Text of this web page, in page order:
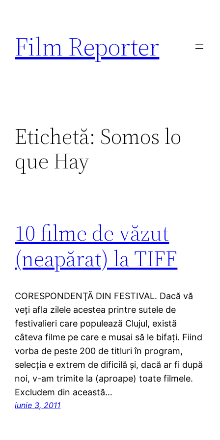
conținut
Film Reporter
Etichetă: Somos lo
que Hay
10 filme de văzut
(neapărat) la TIFF
CORESPONDENŢĂ DIN FESTIVAL. Dacă vă
veţi afla zilele acestea printre sutele de
festivalieri care populează Clujul, există
câteva filme pe care e musai să le bifaţi. Fiind
vorba de peste 200 de titluri în program,
selecţia e extrem de dificilă şi, dacă ar fi după
noi, v-am trimite la (aproape) toate filmele.
Excludem din această…
iunie 3, 2011